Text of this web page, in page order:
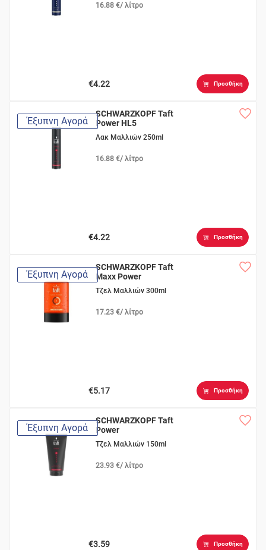
16.88 €/ λίτρο
€4.22 Προσθήκη
Έξυπνη Αγορά
SCHWARZKOPF Taft
Power HL5
Λακ Μαλλιών 250ml
16.88 €/ λίτρο
€4.22 Προσθήκη
Έξυπνη Αγορά
SCHWARZKOPF Taft
Maxx Power
Τζελ Μαλλιών 300ml
17.23 €/ λίτρο
€5.17 Προσθήκη
Έξυπνη Αγορά
SCHWARZKOPF Taft
Power
Τζελ Μαλλιών 150ml
23.93 €/ λίτρο
€3.59 Προσθήκη